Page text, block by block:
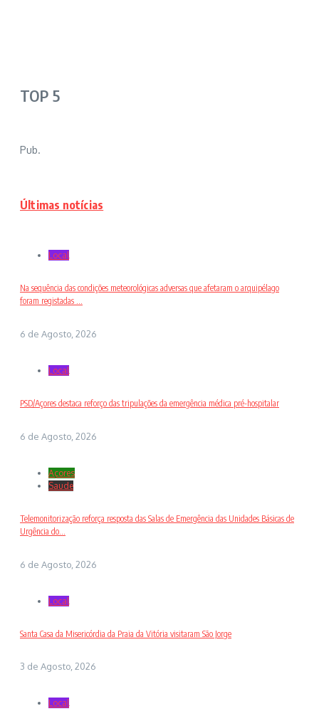
TOP 5
Pub.
Últimas notícias
Local
Na sequência das condições meteorológicas adversas que afetaram o arquipélago
foram registadas ...
6 de Agosto, 2026
Local
PSD/Açores destaca reforço das tripulações da emergência médica pré-hospitalar
6 de Agosto, 2026
Açores
Saude
Telemonitorização reforça resposta das Salas de Emergência das Unidades Básicas de
Urgência do...
6 de Agosto, 2026
Local
Santa Casa da Misericórdia da Praia da Vitória visitaram São Jorge
3 de Agosto, 2026
Local